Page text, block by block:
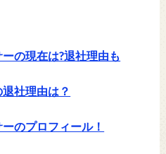
の現在は?退社理由も
社理由は？
のプロフィール！